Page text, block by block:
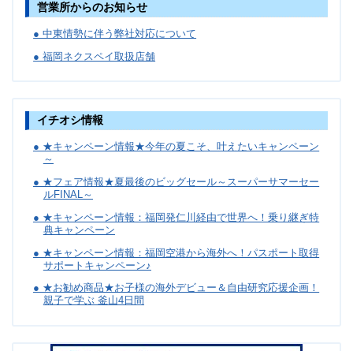
営業所からのお知らせ
● 中東情勢に伴う弊社対応について
● 福岡ネクスペイ取扱店舗
イチオシ情報
● ★キャンペーン情報★今年の夏こそ、叶えたいキャンペーン
～
● ★フェア情報★夏最後のビッグセール～スーパーサマーセー
ルFINAL～
● ★キャンペーン情報：福岡発仁川経由で世界へ！乗り継ぎ特
典キャンペーン
● ★キャンペーン情報：福岡空港から海外へ！パスポート取得
サポートキャンペーン♪
● ★お勧め商品★お子様の海外デビュー＆自由研究応援企画！
親子で学ぶ 釜山4日間